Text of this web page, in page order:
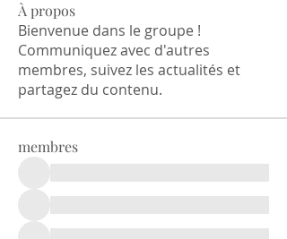
À propos
Bienvenue dans le groupe !
Communiquez avec d'autres
membres, suivez les actualités et
partagez du contenu.
membres